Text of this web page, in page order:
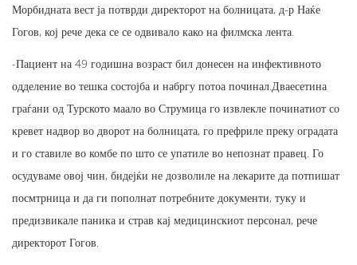
Морбидната вест ја потврди директорот на болницата, д-р Наќе
Гогов, кој рече дека се се одвивало како на филмска лента.
-Пациент на 49 годишна возраст бил донесен на инфективното
одделение во тешка состојба и набргу потоа починал.Дваесетина
граѓани од Турското маало во Струмица го извлекле починатиот со
кревет надвор во дворот на болницата, го префриле преку оградата
и го ставиле во комбе по што се упатиле во непознат правец. Го
осудуваме овој чин, бидејќи не дозволиле на лекарите да потпишат
посмтрница и да ги пополнат потребните документи, туку и
предизвикале паника и страв кај медицинскиот персонал, рече
директорот Гогов.